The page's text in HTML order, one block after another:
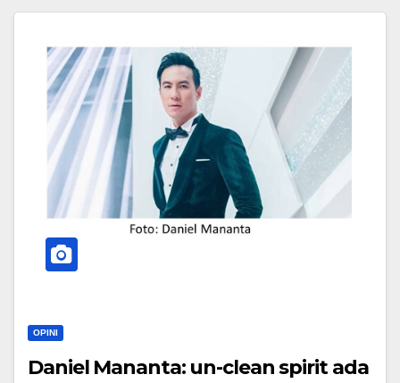
OPINI
Daniel Mananta: un-clean spirit ada